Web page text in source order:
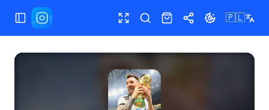
Przełącz menu Pełny ekran
SzukajSklepUdostępnijZmień motyw
🇵🇱
Statystyki Instagram na żywo i analiza obserwujących dla